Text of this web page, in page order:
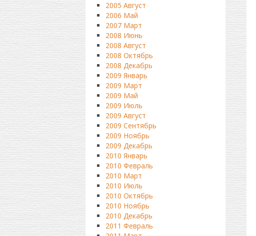
2005 Август
2006 Май
2007 Март
2008 Июнь
2008 Август
2008 Октябрь
2008 Декабрь
2009 Январь
2009 Март
2009 Май
2009 Июль
2009 Август
2009 Сентябрь
2009 Ноябрь
2009 Декабрь
2010 Январь
2010 Февраль
2010 Март
2010 Июль
2010 Октябрь
2010 Ноябрь
2010 Декабрь
2011 Февраль